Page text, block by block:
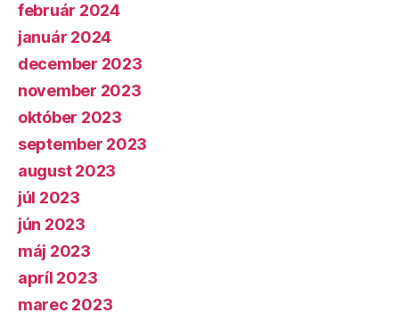
február 2024
január 2024
december 2023
november 2023
október 2023
september 2023
august 2023
júl 2023
jún 2023
máj 2023
apríl 2023
marec 2023